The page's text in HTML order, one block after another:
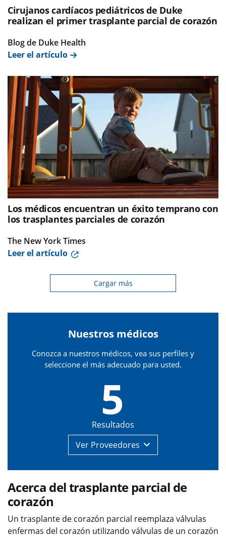
Cirujanos cardíacos pediátricos de Duke
realizan el primer trasplante parcial de corazón
Blog de Duke Health
Leer el artículo
Los médicos encuentran un éxito temprano con
los trasplantes parciales de corazón
The New York Times
Leer el artículo
Cargar más
5
Resultados
Ver Proveedores
Nuestros médicos
Conozca a nuestros médicos, vea sus perfiles y
seleccione el más adecuado para usted.
Acerca del trasplante parcial de
corazón
Un trasplante de corazón parcial reemplaza válvulas
enfermas del corazón utilizando válvulas de un corazón